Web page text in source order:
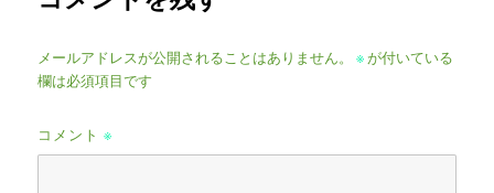
メールアドレスが公開されることはありません。 ※が付いている
欄は必須項目です
コメント※